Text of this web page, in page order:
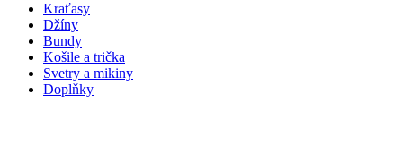
Kraťasy
Džíny
Bundy
Košile a trička
Svetry a mikiny
Doplňky